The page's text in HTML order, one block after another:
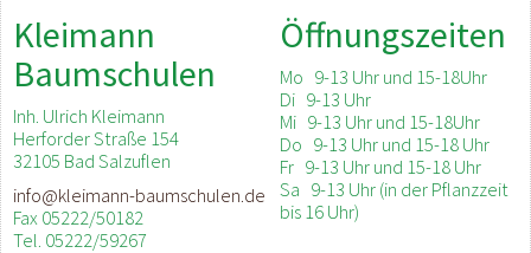
Kleimann
Baumschulen
Inh. Ulrich Kleimann
Herforder Straße 154
32105 Bad Salzuflen
info@kleimann-baumschulen.de
Fax 05222/50182
Tel. 05222/59267
Öffnungszeiten
Mo 9-13 Uhr und 15-18Uhr
Di 9-13 Uhr
Mi 9-13 Uhr und 15-18Uhr
Do 9-13 Uhr und 15-18 Uhr
Fr 9-13 Uhr und 15-18 Uhr
Sa 9-13 Uhr (in der Pflanzzeit
bis 16 Uhr)